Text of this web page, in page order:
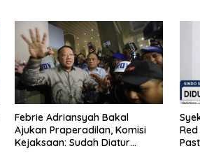
Febrie Adriansyah Bakal
Ajukan Praperadilan, Komisi
Kejaksaan: Sudah Diatur